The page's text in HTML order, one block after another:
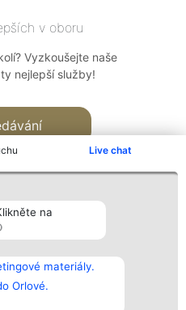
Live chat
na
materiály.
Orlové.
v oboru
Vyzkoušejte naše
nejlepší služby!
všech
Kontakt